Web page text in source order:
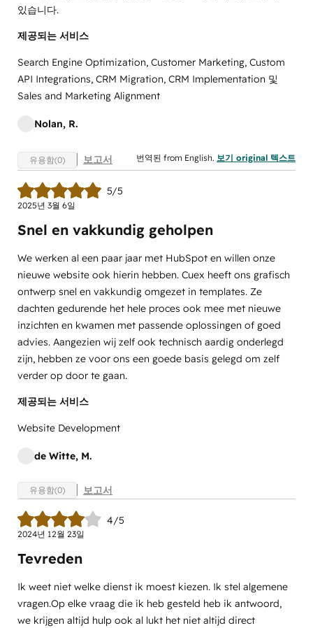
있습니다.
제공되는 서비스
Search Engine Optimization, Customer Marketing, Custom
API Integrations, CRM Migration, CRM Implementation 및
Sales and Marketing Alignment
Nolan, R.
유용함(0) 보고서 번역된 from English. 보기 original 텍스트
5/5
2025년 3월 6일
Snel en vakkundig geholpen
We werken al een paar jaar met HubSpot en willen onze
nieuwe website ook hierin hebben. Cuex heeft ons grafisch
ontwerp snel en vakkundig omgezet in templates. Ze
dachten gedurende het hele proces ook mee met nieuwe
inzichten en kwamen met passende oplossingen of goed
advies. Aangezien wij zelf ook technisch aardig onderlegd
zijn, hebben ze voor ons een goede basis gelegd om zelf
verder op door te gaan.
제공되는 서비스
Website Development
de Witte, M.
유용함(0) 보고서
4/5
2024년 12월 23일
Tevreden
Ik weet niet welke dienst ik moest kiezen. Ik stel algemene
vragen.Op elke vraag die ik heb gesteld heb ik antwoord,
we krijgen altijd hulp ook al lukt het niet altijd direct